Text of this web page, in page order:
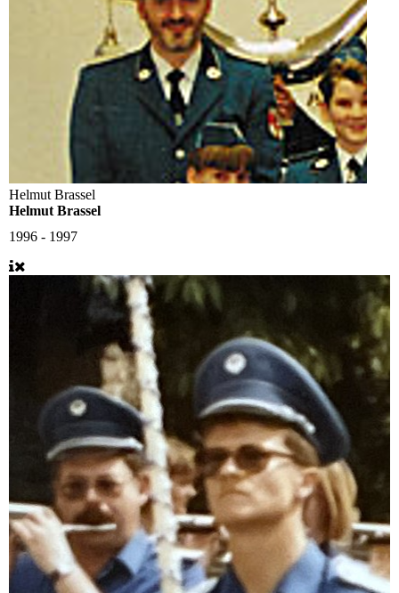
Helmut Brassel
Helmut Brassel
1996 - 1997